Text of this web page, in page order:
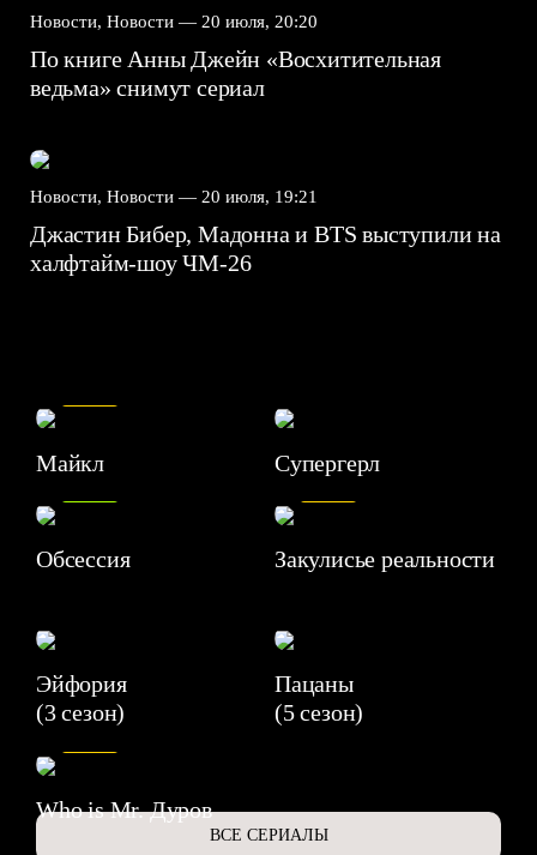
Новости, Новости — 20 июля, 20:20
По книге Анны Джейн «Восхитительная
ведьма» снимут сериал
Новости, Новости — 20 июля, 19:21
Джастин Бибер, Мадонна и BTS выступили на
халфтайм-шоу ЧМ-26
Майкл Супергерл
8.2
Обсессия
7.1
Закулисье реальности
Эйфория
(3 сезон)
Пацаны
(5 сезон)
Who is Mr. Дуров
ВСЕ СЕРИАЛЫ